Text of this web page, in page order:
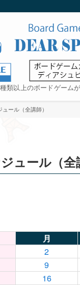
類以上のボードゲーム
ール（全講師）
ュール（全
月
2
9
16